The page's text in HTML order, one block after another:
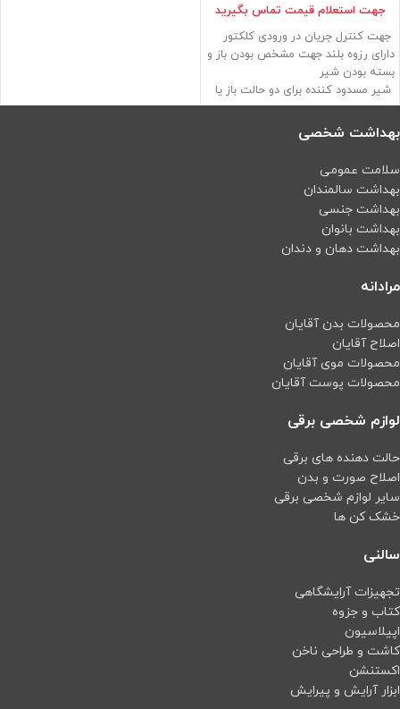
جهت استعلام قيمت تماس بگيريد
جهت کنترل جریان در ورودی کلکتور
دارای رزوه بلند جهت مشخص بودن باز و
بسته بودن شیر
شیر مسدود کننده برای دو حالت باز یا
بسته
کم بودن افت فشار در طول شیرفلک
امکان نصب در محیط های خارجی
شیر دروازه ای (با عملکرد کشویی) چدنی
با زبانه لاستیکی
فشار کاری 200psi / 13.8bar
بهداشت شخصی
سلامت عمومی
بهداشت سالمندان
بهداشت جنسی
بهداشت بانوان
بهداشت دهان و دندان
مرادانه
محصولات بدن آقایان
اصلاح آقایان
محصولات موی آقایان
محصولات پوست آقایان
لوازم شخصی برقی
حالت دهنده های برقی
اصلاح صورت و بدن
سایر لوازم شخصی برقی
خشک کن ها
سالنی
تجهیزات آرایشگاهی
کتاب و جزوه
اپیلاسیون
کاشت و طراحی ناخن
اکستنشن
ابزار آرایش و پیرایش